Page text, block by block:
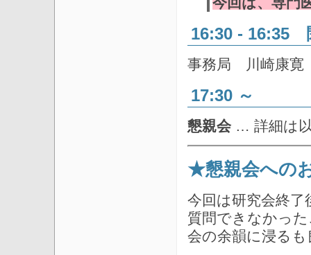
16:30 - 16:35
事務局 川崎康寛
17:30 ～
懇親会… 詳細は
★懇親会への
今回は研究会終
質問できなかっ
会の余韻に浸る